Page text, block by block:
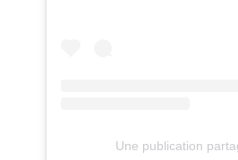
Une publication